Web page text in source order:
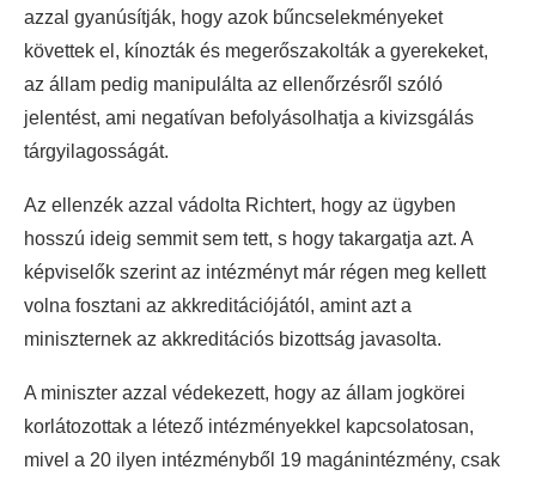
azzal gyanúsítják, hogy azok bűncselekményeket
követtek el, kínozták és megerőszakolták a gyerekeket,
az állam pedig manipulálta az ellenőrzésről szóló
jelentést, ami negatívan befolyásolhatja a kivizsgálás
tárgyilagosságát.
Az ellenzék azzal vádolta Richtert, hogy az ügyben
hosszú ideig semmit sem tett, s hogy takargatja azt. A
képviselők szerint az intézményt már régen meg kellett
volna fosztani az akkreditációjától, amint azt a
miniszternek az akkreditációs bizottság javasolta.
A miniszter azzal védekezett, hogy az állam jogkörei
korlátozottak a létező intézményekkel kapcsolatosan,
mivel a 20 ilyen intézményből 19 magánintézmény, csak